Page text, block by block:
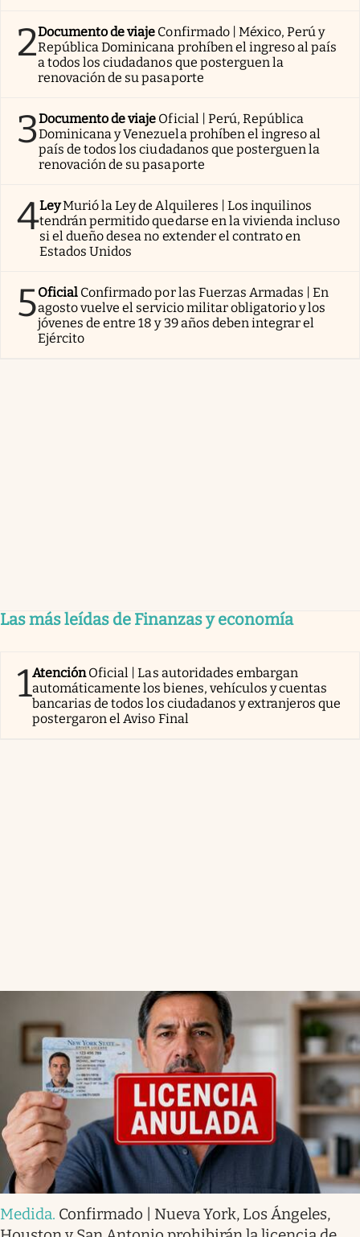
2Documento de viaje Confirmado | México, Perú y
República Dominicana prohíben el ingreso al país
a todos los ciudadanos que posterguen la
renovación de su pasaporte
3Documento de viaje Oficial | Perú, República
Dominicana y Venezuela prohíben el ingreso al
país de todos los ciudadanos que posterguen la
renovación de su pasaporte
4LeyMurió la Ley de Alquileres | Los inquilinos
tendrán permitido quedarse en la vivienda incluso
si el dueño desea no extender el contrato en
Estados Unidos
5Oficial Confirmado por las Fuerzas Armadas | En
agosto vuelve el servicio militar obligatorio y los
jóvenes de entre 18 y 39 años deben integrar el
Ejército
Las más leídas de Finanzas y economía
1AtenciónOficial | Las autoridades embargan
automáticamente los bienes, vehículos y cuentas
bancarias de todos los ciudadanos y extranjeros que
postergaron el Aviso Final
Medida. Confirmado | Nueva York, Los Ángeles,